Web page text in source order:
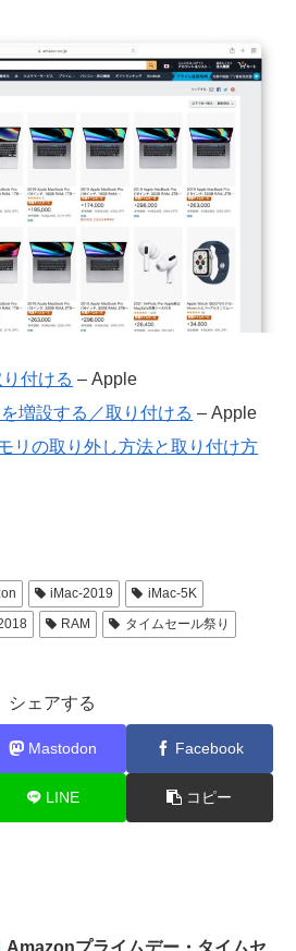
付ける – Apple
増設する／取り付ける – Apple
リの取り外し方法と取り付け方
iMac-2019
iMac-5K
RAM
タイムセール祭り
シェアする
Mastodon Facebook
LINE コピー
Amazonプライムデー・タイムセ